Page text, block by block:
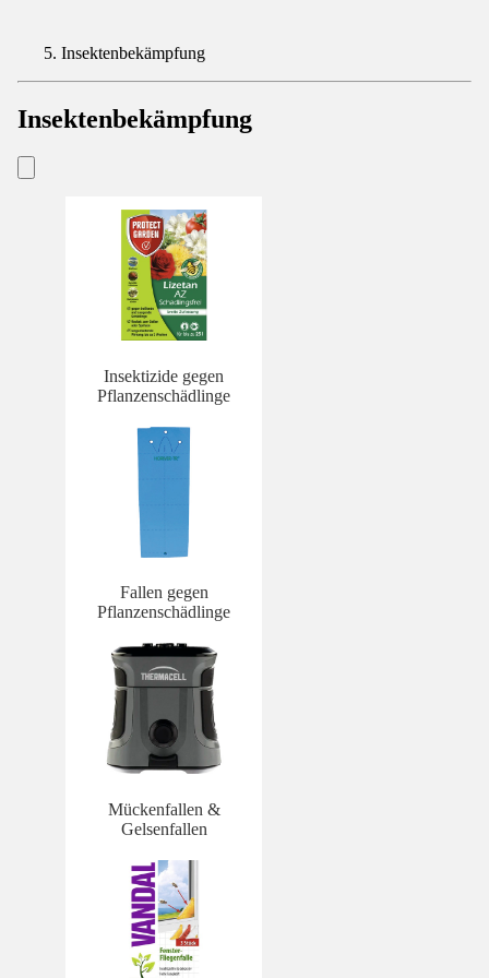
Insektenbekämpfung
Insektenbekämpfung
Insektizide gegen
Pflanzenschädlinge
Fallen gegen
Pflanzenschädlinge
Mückenfallen &
Gelsenfallen